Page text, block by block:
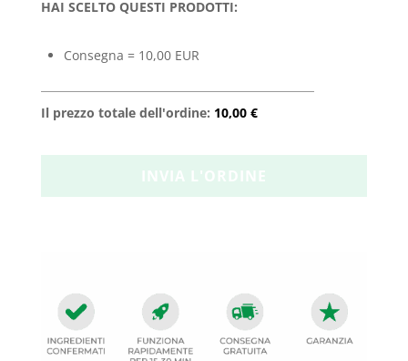
HAI SCELTO QUESTI PRODOTTI:
Consegna = 10,00 EUR
Il prezzo totale dell'ordine: 10,00 €